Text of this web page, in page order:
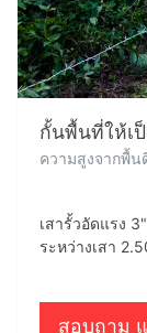
กั้นพื้นที่ให้เ
ความสูงจากพื้
เสารั้วอัดแรง
ระหว่างเสา
สอบถาม